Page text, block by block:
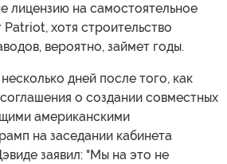
лицензию на самостоятельное
хотя строительство
вероятно, займет годы.
дней после того, как
о создании совместных
американскими
на заседании кабинета
заявил: "Мы на это не